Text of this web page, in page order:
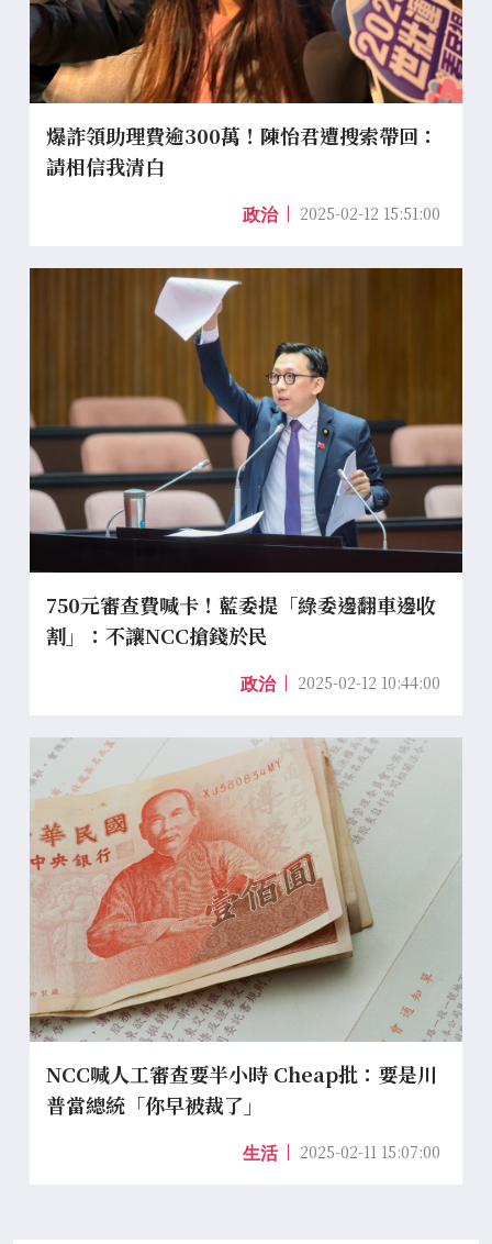
爆詐領助理費逾300萬！陳怡君遭搜索帶回：
請相信我清白
政治 2025-02-12 15:51:00
750元審查費喊卡！藍委提「綠委邊翻車邊收
割」：不讓NCC搶錢於民
政治 2025-02-12 10:44:00
NCC喊人工審查要半小時 Cheap批：要是川
普當總統「你早被裁了」
生活 2025-02-11 15:07:00